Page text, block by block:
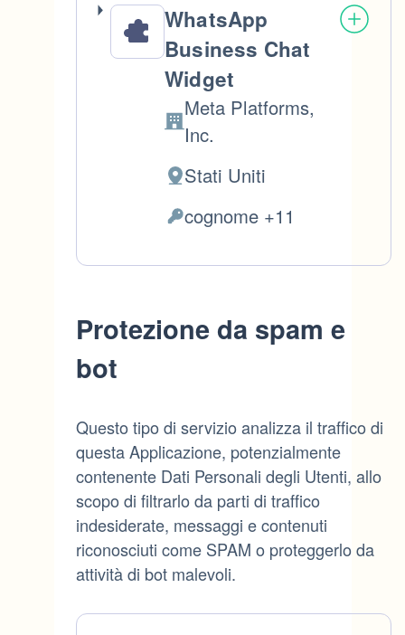
WhatsApp
Business Chat
Widget
Azienda:
Meta Platforms,
Inc.
Luogo
del
Stati Uniti
Daticognome +11
Protezione da spam e
bot
Questo tipo di servizio analizza il traffico di
questa Applicazione, potenzialmente
contenente Dati Personali degli Utenti, allo
scopo di filtrarlo da parti di traffico
indesiderate, messaggi e contenuti
riconosciuti come SPAM o proteggerlo da
attività di bot malevoli.